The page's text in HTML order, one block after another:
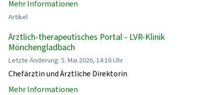
Mehr Informationen
Artikel
Ärztlich-therapeutisches Portal - LVR-Klinik
Mönchengladbach
Letzte Änderung: 5. Mai 2026, 14:16 Uhr
Chefärztin und Ärztliche Direktorin
Mehr Informationen